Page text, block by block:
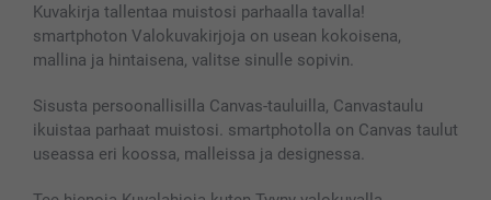
Kuvakirja tallentaa muistosi parhaalla tavalla!
smartphoton Valokuvakirjoja on usean kokoisena,
mallina ja hintaisena, valitse sinulle sopivin.
Sisusta persoonallisilla Canvas-tauluilla, Canvastaulu
ikuistaa parhaat muistosi. smartphotolla on Canvas taulut
useassa eri koossa, malleissa ja designessa.